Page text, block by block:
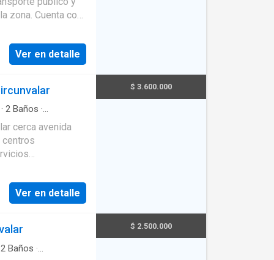
Cuenta con
estufa y
con piscina,
infantiles, placa
de
Ver en detalle
· 2 Baños ·
cerca avenida
centros
de ropas. La
Ver en detalle
$ 3.600.000
2 Baños ·
$ 2.500.000